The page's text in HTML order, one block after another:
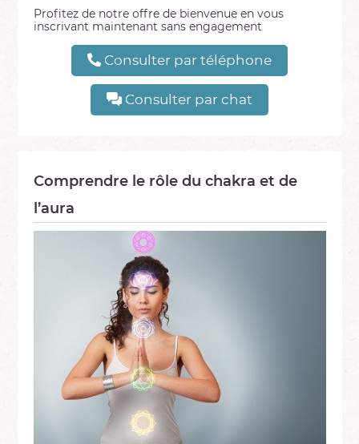
Profitez de notre offre de bienvenue en vous
inscrivant maintenant sans engagement
Consulter par téléphone
Consulter par chat
Comprendre le rôle du chakra et de
l’aura